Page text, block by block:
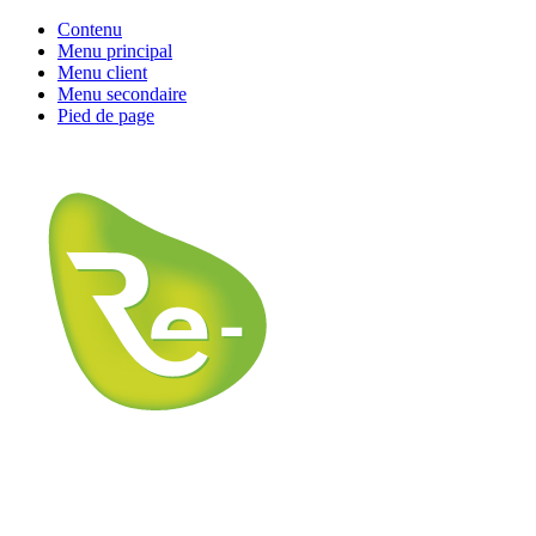
Contenu
Menu principal
Menu client
Menu secondaire
Pied de page